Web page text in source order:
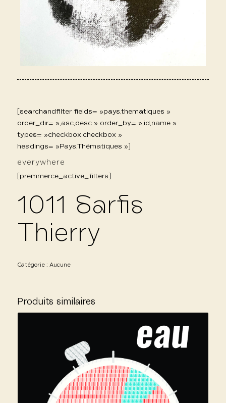
[searchandfilter fields= »pays,thematiques »
order_dir= »,asc,desc » order_by= »,id,name »
types= »checkbox,checkbox »
headings= »Pays,Thématiques »]
everywhere
[premmerce_active_filters]
1011 Sarfis
Thierry
Catégorie : Aucune
Produits similaires